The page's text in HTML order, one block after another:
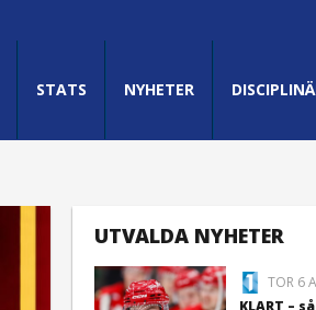
STATS NYHETER
UTVALDA NYHETER
TOR 6